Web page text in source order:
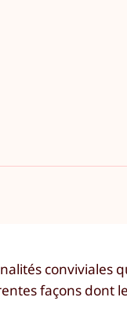
conviviales
façons dont